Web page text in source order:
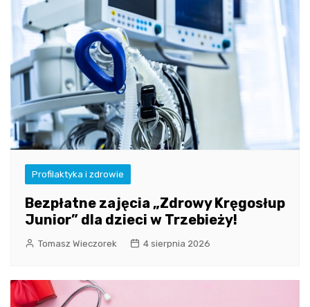
Profilaktyka i zdrowie
Bezpłatne zajęcia „Zdrowy Kręgosłup
Junior” dla dzieci w Trzebieży!
Tomasz Wieczorek 4 sierpnia 2026